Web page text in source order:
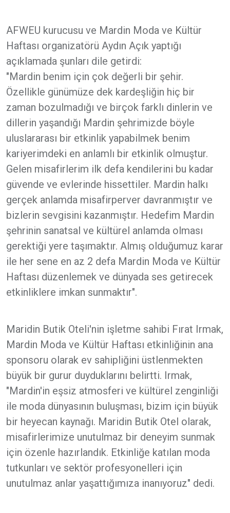
AFWEU kurucusu ve Mardin Moda ve Kültür
Haftası organizatörü Aydın Açık yaptığı
açıklamada şunları dile getirdi:
"Mardin benim için çok değerli bir şehir.
Özellikle günümüze dek kardeşliğin hiç bir
zaman bozulmadığı ve birçok farklı dinlerin ve
dillerin yaşandığı Mardin şehrimizde böyle
uluslararası bir etkinlik yapabilmek benim
kariyerimdeki en anlamlı bir etkinlik olmuştur.
Gelen misafirlerim ilk defa kendilerini bu kadar
güvende ve evlerinde hissettiler. Mardin halkı
gerçek anlamda misafirperver davranmıştır ve
bizlerin sevgisini kazanmıştır. Hedefim Mardin
şehrinin sanatsal ve kültürel anlamda olması
gerektiği yere taşımaktır. Almış olduğumuz karar
ile her sene en az 2 defa Mardin Moda ve Kültür
Haftası düzenlemek ve dünyada ses getirecek
etkinliklere imkan sunmaktır".
Maridin Butik Oteli'nin işletme sahibi Fırat Irmak,
Mardin Moda ve Kültür Haftası etkinliğinin ana
sponsoru olarak ev sahipliğini üstlenmekten
büyük bir gurur duyduklarını belirtti. Irmak,
"Mardin'in eşsiz atmosferi ve kültürel zenginliği
ile moda dünyasının buluşması, bizim için büyük
bir heyecan kaynağı. Maridin Butik Otel olarak,
misafirlerimize unutulmaz bir deneyim sunmak
için özenle hazırlandık. Etkinliğe katılan moda
tutkunları ve sektör profesyonelleri için
unutulmaz anlar yaşattığımıza inanıyoruz" dedi.